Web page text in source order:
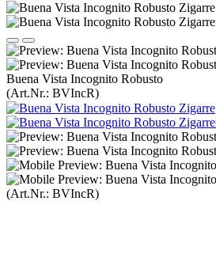
Buena Vista Incognito Robusto
(Art.Nr.: BVIncR)
(Art.Nr.: BVIncR)